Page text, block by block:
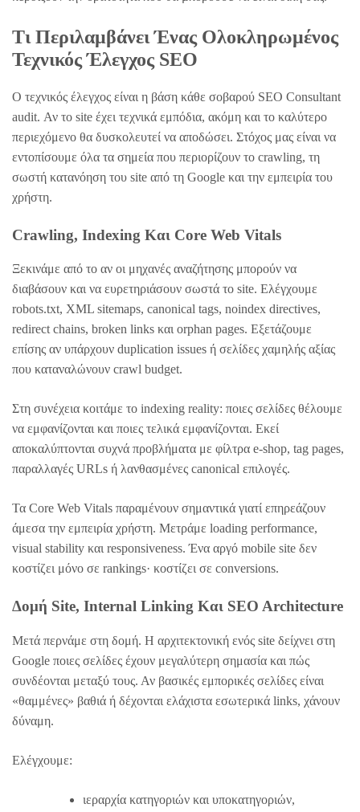
Τι Περιλαμβάνει Ένας Ολοκληρωμένος
Τεχνικός Έλεγχος SEO
Ο τεχνικός έλεγχος είναι η βάση κάθε σοβαρού SEO Consultant
audit. Αν το site έχει τεχνικά εμπόδια, ακόμη και το καλύτερο
περιεχόμενο θα δυσκολευτεί να αποδώσει. Στόχος μας είναι να
εντοπίσουμε όλα τα σημεία που περιορίζουν το crawling, τη
σωστή κατανόηση του site από τη Google και την εμπειρία του
χρήστη.
Crawling, Indexing Και Core Web Vitals
Ξεκινάμε από το αν οι μηχανές αναζήτησης μπορούν να
διαβάσουν και να ευρετηριάσουν σωστά το site. Ελέγχουμε
robots.txt, XML sitemaps, canonical tags, noindex directives,
redirect chains, broken links και orphan pages. Εξετάζουμε
επίσης αν υπάρχουν duplication issues ή σελίδες χαμηλής αξίας
που καταναλώνουν crawl budget.
Στη συνέχεια κοιτάμε το indexing reality: ποιες σελίδες θέλουμε
να εμφανίζονται και ποιες τελικά εμφανίζονται. Εκεί
αποκαλύπτονται συχνά προβλήματα με φίλτρα e-shop, tag pages,
παραλλαγές URLs ή λανθασμένες canonical επιλογές.
Τα Core Web Vitals παραμένουν σημαντικά γιατί επηρεάζουν
άμεσα την εμπειρία χρήστη. Μετράμε loading performance,
visual stability και responsiveness. Ένα αργό mobile site δεν
κοστίζει μόνο σε rankings· κοστίζει σε conversions.
Δομή Site, Internal Linking Και SEO Architecture
Μετά περνάμε στη δομή. Η αρχιτεκτονική ενός site δείχνει στη
Google ποιες σελίδες έχουν μεγαλύτερη σημασία και πώς
συνδέονται μεταξύ τους. Αν βασικές εμπορικές σελίδες είναι
«θαμμένες» βαθιά ή δέχονται ελάχιστα εσωτερικά links, χάνουν
δύναμη.
Ελέγχουμε:
ιεραρχία κατηγοριών και υποκατηγοριών,